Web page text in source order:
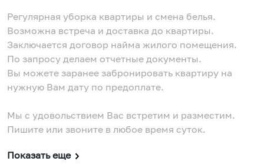
Регулярная уборка квартиры и смена белья.
Возможна встреча и доставка до квартиры.
Заключается договор найма жилого помещения.
По запросу делаем отчетные документы.
Вы можете заранее забронировать квартиру на
нужную Вам дату по предоплате.
Мы с удовольствием Вас встретим и разместим.
Пишите или звоните в любое время суток.
Показать еще